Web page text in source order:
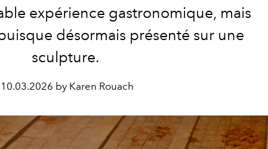
expérience gastronomique, mais
désormais présenté sur une
sculpture.
10.03.2026 by Karen Rouach